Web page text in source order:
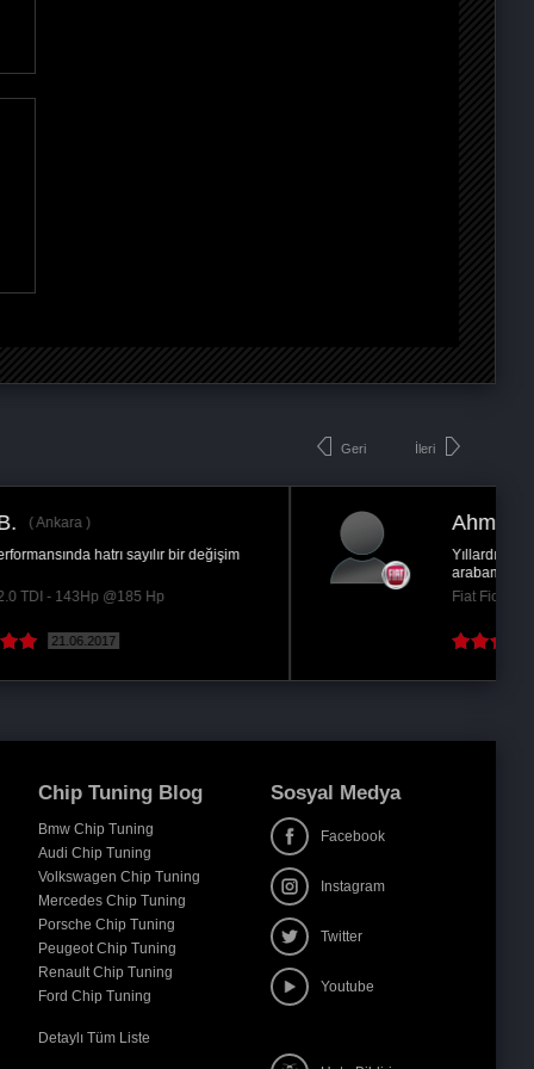
Geri
Yıllardır Ümit Doğan abimle çalışıyorum hangi
arabam olursa olsun hiç şüphesiz geliyorum ve...
Fiat Fiorino 1.3 JTD - 95Hp @115 Hp
( Devamını oku )
İleri
Chip Tuning Blog
Bmw Chip Tuning
Audi Chip Tuning
Volkswagen Chip Tuning
Mercedes Chip Tuning
Porsche Chip Tuning
Peugeot Chip Tuning
Renault Chip Tuning
Ford Chip Tuning
Detaylı Tüm Liste
Sosyal Medya
Facebook
Instagram
Twitter
Youtube